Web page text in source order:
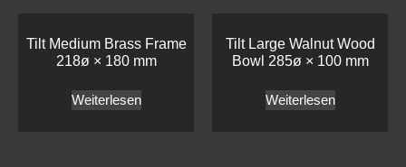
Tilt Medium Brass Frame
218ø × 180 mm
Weiterlesen
Tilt Large Walnut Wood
Bowl 285ø × 100 mm
Weiterlesen